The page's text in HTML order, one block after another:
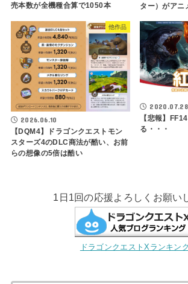
売本数が全機種合算で1050本
ター）がアニ
他作品
2026.06.10
【DQM4】ドラゴンクエストモン
スターズ4のDLC商法が酷い、お前
らの想像の5倍は酷い
2020.07.28
【悲報】
る・・・
1日1回の応援よろしくお願い
ドラゴンクエストXランキン